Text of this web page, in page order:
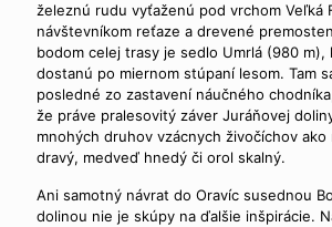
železnú rudu vyťaženú pod vrchom Veľká
návštevníkom reťaze a drevené
bodom celej trasy je sedlo Umrlá (980 m),
dostanú po miernom stúpaní lesom. Tam
posledné zo zastavení náučného
že práve pralesovitý záver Juráňovej
mnohých druhov vzácnych živočíchov
dravý, medveď hnedý či orol skalný.
Ani samotný návrat do Oravíc susednou
dolinou nie je skúpy na ďalšie inšpirácie.